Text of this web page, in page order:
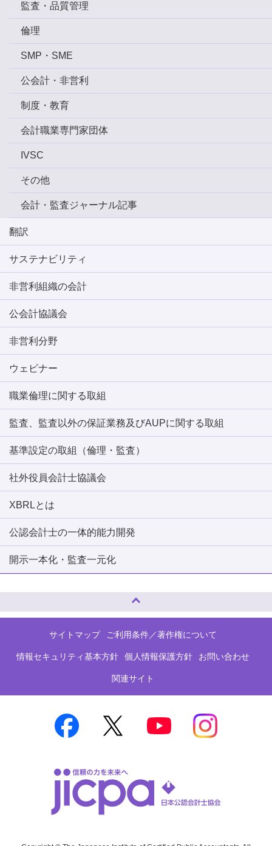
監査・品質管理
倫理
SMP・SME
公会計・非営利
制度・教育
会計職業専門家団体
IVSC
その他
会計・監査ジャーナル記事
翻訳
サステナビリティ
非営利組織の会計
公会計協議会
非営利分野
ウェビナー
職業倫理に関する取組
監査、監査以外の保証業務及びAUPに関する取組
基準設定の取組（倫理・監査）
社外役員会計士協議会
XBRLとは
公認会計士の一体的能力開発
開示一本化・監査一元化
サイトマップ ご利用条件／著作権について
情報セキュリティ基本方針 個人情報保護方針 お問い合わせ
関連サイト